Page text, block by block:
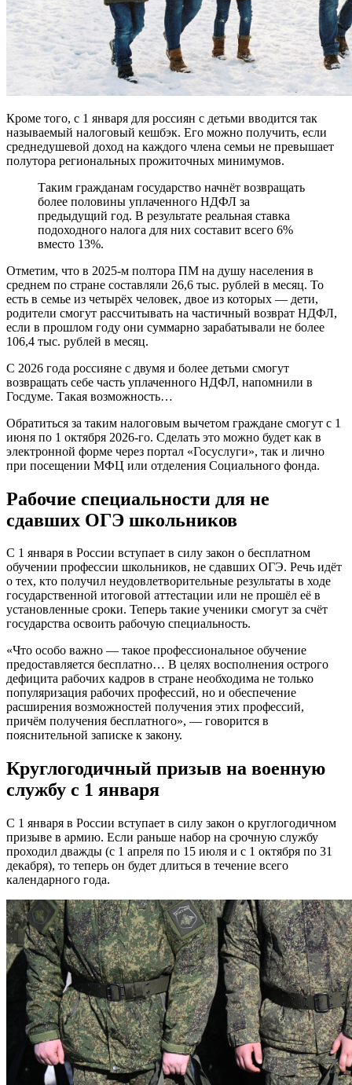
Кроме того, с 1 января для россиян с детьми вводится так
называемый налоговый кешбэк. Его можно получить, если
среднедушевой доход на каждого члена семьи не превышает
полутора региональных прожиточных минимумов.
Таким гражданам государство начнёт возвращать
более половины уплаченного НДФЛ за
предыдущий год. В результате реальная ставка
подоходного налога для них составит всего 6%
вместо 13%.
Отметим, что в 2025-м полтора ПМ на душу населения в
среднем по стране составляли 26,6 тыс. рублей в месяц. То
есть в семье из четырёх человек, двое из которых — дети,
родители смогут рассчитывать на частичный возврат НДФЛ,
если в прошлом году они суммарно зарабатывали не более
106,4 тыс. рублей в месяц.
С 2026 года россияне с двумя и более детьми смогут
возвращать себе часть уплаченного НДФЛ, напомнили в
Госдуме. Такая возможность…
Обратиться за таким налоговым вычетом граждане смогут с 1
июня по 1 октября 2026-го. Сделать это можно будет как в
электронной форме через портал «Госуслуги», так и лично
при посещении МФЦ или отделения Социального фонда.
Рабочие специальности для не
сдавших ОГЭ школьников
С 1 января в России вступает в силу закон о бесплатном
обучении профессии школьников, не сдавших ОГЭ. Речь идёт
о тех, кто получил неудовлетворительные результаты в ходе
государственной итоговой аттестации или не прошёл её в
установленные сроки. Теперь такие ученики смогут за счёт
государства освоить рабочую специальность.
«Что особо важно — такое профессиональное обучение
предоставляется бесплатно… В целях восполнения острого
дефицита рабочих кадров в стране необходима не только
популяризация рабочих профессий, но и обеспечение
расширения возможностей получения этих профессий,
причём получения бесплатного», — говорится в
пояснительной записке к закону.
Круглогодичный призыв на военную
службу с 1 января
С 1 января в России вступает в силу закон о круглогодичном
призыве в армию. Если раньше набор на срочную службу
проходил дважды (с 1 апреля по 15 июля и с 1 октября по 31
декабря), то теперь он будет длиться в течение всего
календарного года.